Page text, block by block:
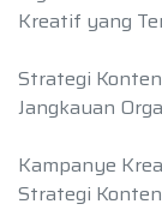
Kreatif yang
Strategi
Jangkauan
Kampanye
Strategi